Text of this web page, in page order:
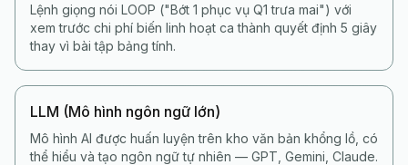
Lệnh giọng nói LOOP ("Bớt 1 phục vụ Q1 trưa mai") với
xem trước chi phí biến linh hoạt ca thành quyết định 5 giây
thay vì bài tập bảng tính.
LLM (Mô hình ngôn ngữ lớn)
Mô hình AI được huấn luyện trên kho văn bản khổng lồ, có
thể hiểu và tạo ngôn ngữ tự nhiên — GPT, Gemini, Claude.